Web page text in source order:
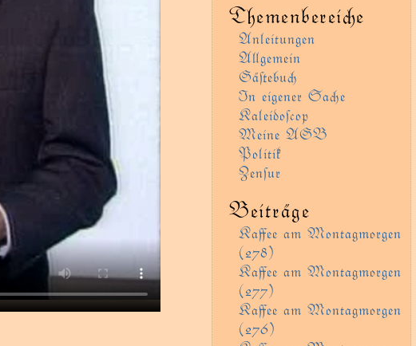
Themenbereie
Anleitungen
Agemein
Gäﬅebu
In eigener Sae
Kaleidoſcop
Meine AGB
Politik
Zenſur
Beiträge
Kaﬀee am Montagmorgen
(278)
Kaﬀee am Montagmorgen
(277)
Kaﬀee am Montagmorgen
(276)